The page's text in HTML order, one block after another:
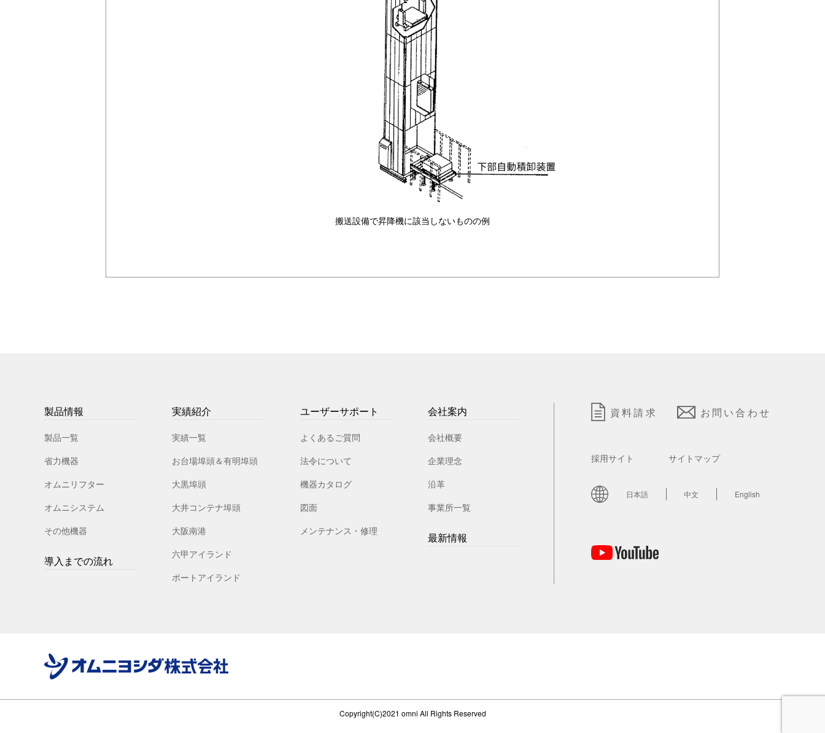
搬送設備で昇降機に該当しないものの例
製品情報
製品一覧
省力機器
オムニリフター
オムニシステム
その他機器
導入までの流れ
実績紹介
実績一覧
お台場埠頭＆有明埠頭
大黒埠頭
大井コンテナ埠頭
大阪南港
六甲アイランド
ポートアイランド
ユーザーサポート
よくあるご質問
法令について
機器カタログ
図面
メンテナンス・修理
会社案内
会社概要
企業理念
沿革
事業所一覧
最新情報
資料請求 お問い合わせ
採用サイト サイトマップ
日本語 中文 English
Copyright(C)2021 omni All Rights Reserved